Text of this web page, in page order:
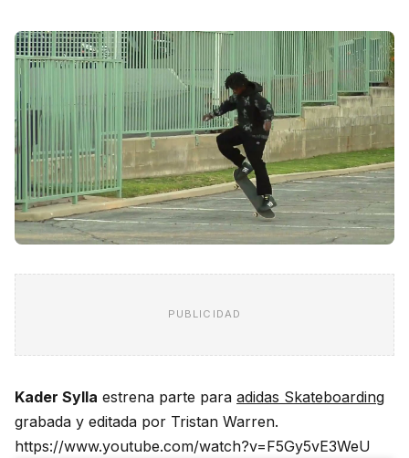
PUBLICIDAD
Kader Sylla estrena parte para adidas Skateboarding
grabada y editada por Tristan Warren.
https://www.youtube.com/watch?v=F5Gy5vE3WeU